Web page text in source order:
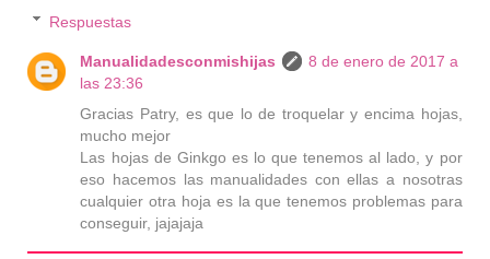
Respuestas
Manualidadesconmishijas
8 de enero de 2017 a
las 23:36
Gracias Patry, es que lo de troquelar y encima hojas,
mucho mejor
Las hojas de Ginkgo es lo que tenemos al lado, y por
eso hacemos las manualidades con ellas a nosotras
cualquier otra hoja es la que tenemos problemas para
conseguir, jajajaja